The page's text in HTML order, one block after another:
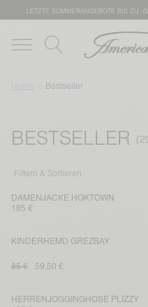
LETZTE SOMMERANGEBOTE BIS ZU
Bestseller
BESTSELLER
Filtern & Sortieren
DAMENJACKE HOKTOWN
185 €
KINDERHEMD GREZBAY
85 € 59,50 €
HERRENJOGGINGHOSE PLIZZY